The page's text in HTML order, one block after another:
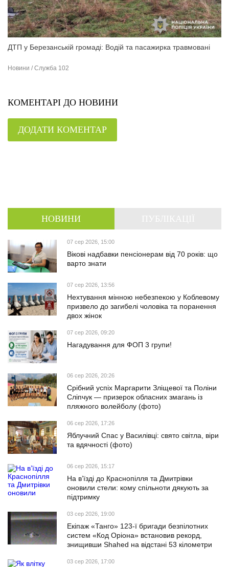
ДТП у Березанській громаді: Водій та пасажирка травмовані
Новини / Служба 102
КОМЕНТАРІ ДО НОВИНИ
ДОДАТИ КОМЕНТАР
НОВИНИ
07 сер 2026, 15:00
Вікові надбавки пенсіонерам від 70 років: що
варто знати
07 сер 2026, 13:56
Нехтування мінною небезпекою у Коблевому
призвело до загибелі чоловіка та поранення
двох жінок
07 сер 2026, 09:20
Нагадування для ФОП 3 групи!
06 сер 2026, 20:26
Срібний успіх Маргарити Зліщевої та Поліни
Сліпчук — призерок обласних змагань із
пляжного волейболу (фото)
06 сер 2026, 17:26
Яблучний Спас у Василівці: свято світла, віри
та вдячності (фото)
06 сер 2026, 15:17
На в’їзді до Краснопілля та Дмитрівки
оновили стели: кому спільноти дякують за
підтримку
03 сер 2026, 19:00
Екіпаж «Танго» 123-ї бригади безпілотних
систем «Код Оріона» встановив рекорд,
знищивши Shahed на відстані 53 кілометри
03 сер 2026, 17:00